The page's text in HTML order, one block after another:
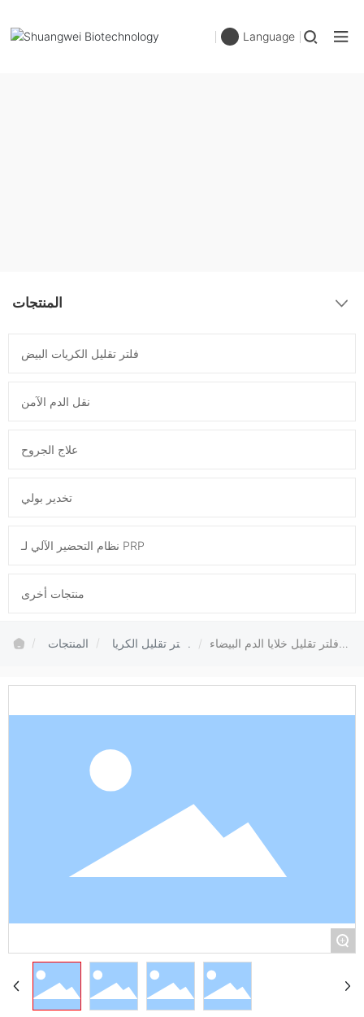
Language
المنتجات
فلتر تقليل الكريات البيض
نقل الدم الآمن
علاج الجروح
تخدير بولي
نظام التحضير الآلي لـ PRP
منتجات أخرى
المنتجات
فلتر تقليل الكريا
فلتر تقليل خلايا الدم البيضاء
+